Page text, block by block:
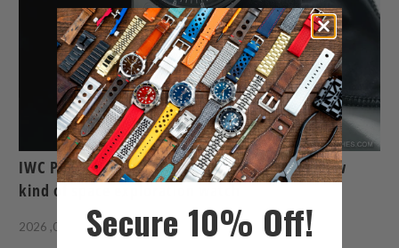
IWC Pilots Venturer Vertical Drive, a whole new
kind of space exploration watch
أغسطس 06, 2026 6 دقيقة قراءة
Secure 10% Off!